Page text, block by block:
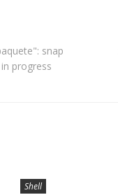
snap
progress
Shell